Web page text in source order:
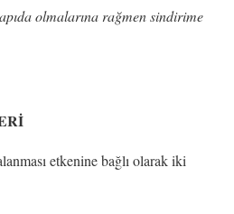
olmalarına rağmen sindirime
etkenine bağlı olarak iki